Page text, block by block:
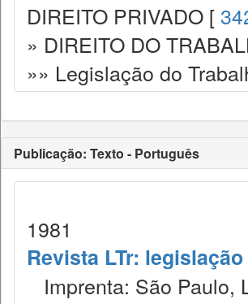
DIREITO PRIVADO [
» DIREITO DO
»» Legislação do
Publicação: Texto - Português
1981
Revista LTr:
Imprenta: São Paulo,